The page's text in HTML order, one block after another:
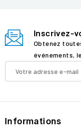
Inscrivez-
Obtenez
événements,
Informations